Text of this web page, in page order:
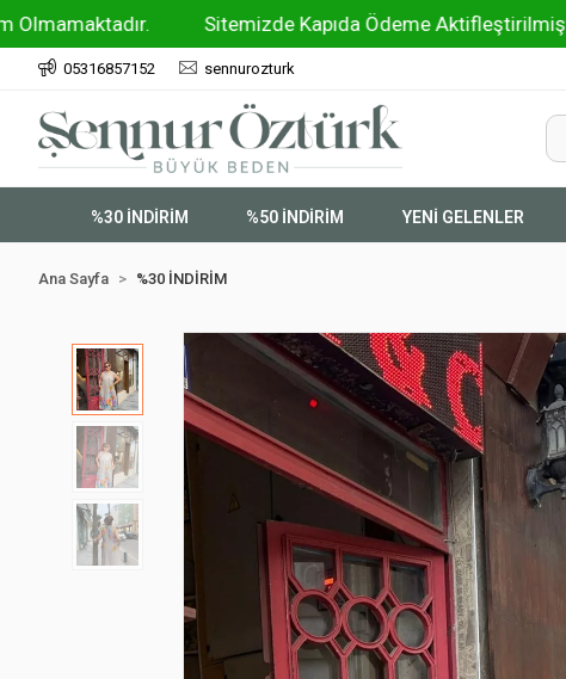
Sitemizde Kapıda Ödeme Aktifleştirilmiştir !!
05316857152 sennurozturk
%30 İNDİRİM %50 İNDİRİM YENİ GELENLER
Ana Sayfa %30 İNDİRİM